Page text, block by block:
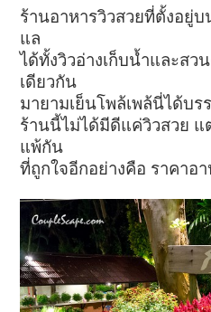
ร้านอาหารวิวสวยที่ตั้งอยู่บ
แล
ได้ทั้งวิวอ่างเก็บน้ำและส
เดียวกัน
มายามเย็นโพล้เพล้นี่ได้บร
ร้านนี้ไม่ได้มีดีแค่วิวสวย แ
แพ้กัน
ที่ถูกใจอีกอย่างคือ ราคาอ